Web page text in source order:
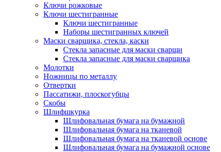
Ключи рожковые
Ключи шестигранные
Ключи шестигранные
Наборы шестигранных ключей
Маски сварщика, стекла, каски
Стекла запасные для маски сварщи
Стекла запасные для маски сварщика
Молотки
Ножницы по металлу
Отвертки
Пассатижи, плоскогубцы
Скобы
Шлифшкурка
Шлифовальная бумага на бумажной
Шлифовальная бумага на тканевой
Шлифовальная бумага на тканевой основе
Шлифовальная бумага на бумажной основе